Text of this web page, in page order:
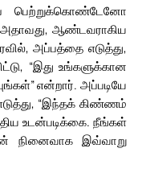
பெற்றுக்கொண்டேனோ
ஆண்டவராகிய
அப்பத்தை எடுத்து,
“இது உங்களுக்கான
என்றார். அப்படியே
“இந்தக் கிண்ணம்
உடன்படிக்கை. நீங்கள்
நினைவாக இவ்வாறு